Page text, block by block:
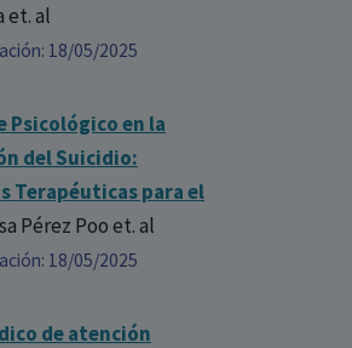
et. al
18/05/2025
Psicológico en la
del Suicidio:
Terapéuticas para el
Pérez Pooet. al
18/05/2025
de atención